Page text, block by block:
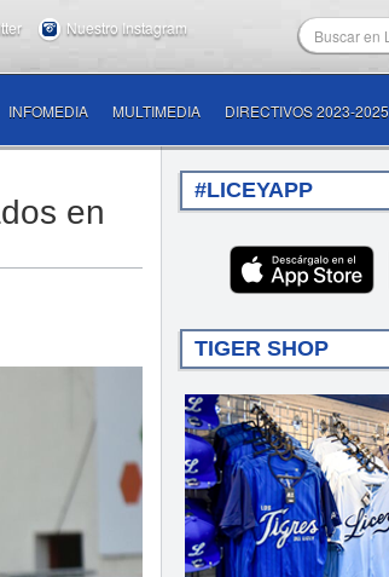
Nuestro Instagram
INFOMEDIA MULTIMEDIA DIRECTIVOS 2023-2025
en
#LICEYAPP
TIGER SHOP